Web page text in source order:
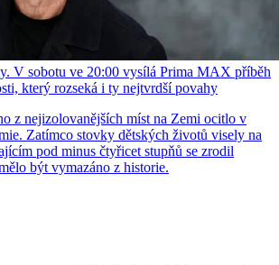
V sobotu ve 20:00 vysílá Prima MAX příběh
který rozseká i ty nejtvrdší povahy
z nejizolovanějších míst na Zemi ocitlo v
Zatímco stovky dětských životů visely na
pod minus čtyřicet stupňů se zrodil
být vymazáno z historie.